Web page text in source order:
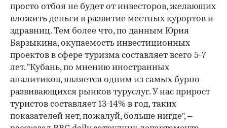
просто отбоя не будет от инвесторов, желающих
вложить деньги в развитие местных курортов и
здравниц. Тем более что, по данным Юрия
Барзыкина, окупаемость инвестиционных
проектов в сфере туризма составляет всего 5-7
лет. "Кубань, по мнению иностранных
аналитиков, является одним из самых бурно
развивающихся рынков туруслуг. У нас прирост
туристов составляет 13-14% в год, таких
показателей нет, пожалуй, больше нигде", –